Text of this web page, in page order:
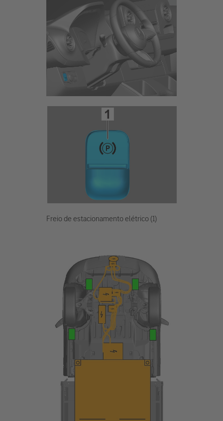
Freio de estacionamento elétrico (1)